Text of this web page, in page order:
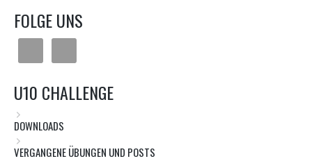
FOLGE UNS
U10 CHALLENGE
DOWNLOADS
VERGANGENE ÜBUNGEN UND POSTS